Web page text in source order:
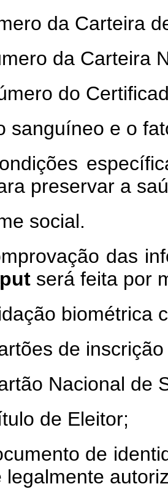
da Carteira
da Carteira
do
sanguíneo e o
preservar a
social.
das
será feita por
biométrica
de
Nacional de
de Eleitor;
de
legalmente